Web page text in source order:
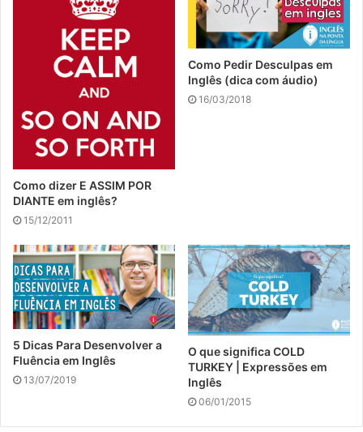
Como dizer E ASSIM POR
DIANTE em inglês?
15/12/2011
Como Pedir Desculpas em
Inglês (dica com áudio)
16/03/2018
5 Dicas Para Desenvolver a
Fluência em Inglês
13/07/2019
O que significa COLD
TURKEY | Expressões em
Inglês
06/01/2015